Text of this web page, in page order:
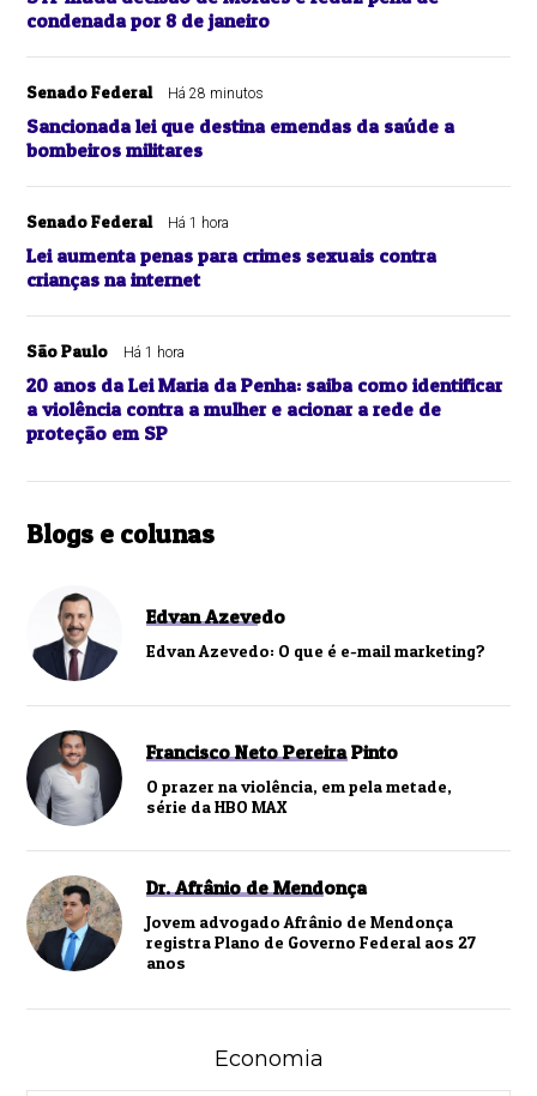
condenada por 8 de janeiro
Senado Federal Há 28 minutos
Sancionada lei que destina emendas da saúde a
bombeiros militares
Senado Federal Há 1 hora
Lei aumenta penas para crimes sexuais contra
crianças na internet
São Paulo Há 1 hora
20 anos da Lei Maria da Penha: saiba como identificar
a violência contra a mulher e acionar a rede de
proteção em SP
Blogs e colunas
Edvan Azevedo
Edvan Azevedo: O que é e-mail marketing?
Francisco Neto Pereira Pinto
O prazer na violência, em pela metade,
série da HBO MAX
Dr. Afrânio de Mendonça
Jovem advogado Afrânio de Mendonça
registra Plano de Governo Federal aos 27
anos
Economia